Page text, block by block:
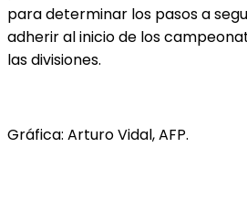
para determinar los pasos a
adherir al inicio de los
las divisiones.
Gráfica: Arturo Vidal, AFP.